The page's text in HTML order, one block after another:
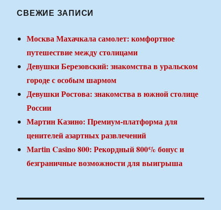
СВЕЖИЕ ЗАПИСИ
Москва Махачкала самолет: комфортное
путешествие между столицами
Девушки Березовский: знакомства в уральском
городе с особым шармом
Девушки Ростова: знакомства в южной столице
России
Мартин Казино: Премиум-платформа для
ценителей азартных развлечений
Martin Casino 800: Рекордный 800% бонус и
безграничные возможности для выигрыша